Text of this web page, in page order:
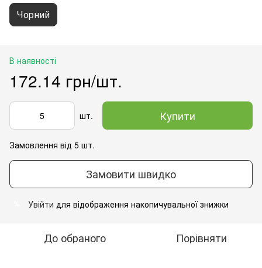
Чорний
В наявності
172.14 грн/шт.
шт. Купити
Замовлення від 5 шт.
Замовити швидко
Увійти для відображення накопичувальної знижки
До обраного Порівняти